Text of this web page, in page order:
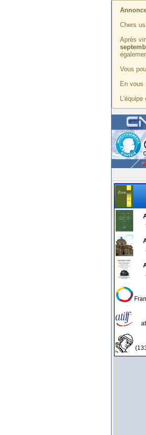
Chers
Après
Vous
En vous
L'équipe